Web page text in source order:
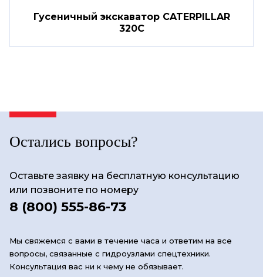
Гусеничный экскаватор CATERPILLAR
320C
Остались вопросы?
Оставьте заявку на бесплатную консультацию
или позвоните по номеру
8 (800) 555-86-73
Мы свяжемся с вами в течение часа и ответим на все
вопросы, связанные с гидроузлами спецтехники.
Консультация вас ни к чему не обязывает.